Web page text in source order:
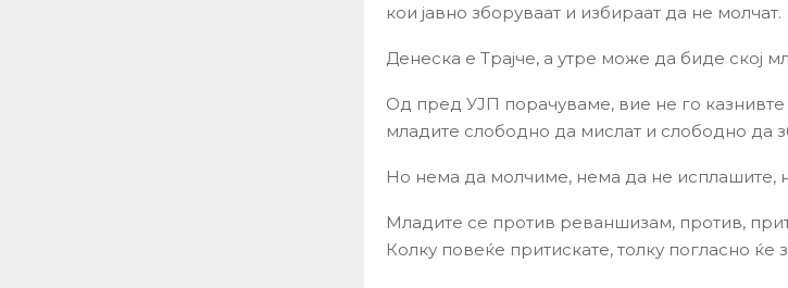
кои јавно зборуваат и избираат да не молчат.
Денеска е Трајче, а утре може да биде ској
Од пред УЈП порачуваме, вие не го казнивте
младите слободно да мислат и слободно да
Но нема да молчиме, нема да не исплашите,
Младите се против реваншизам, против,
Колку повеќе притискате, толку погласно ќе